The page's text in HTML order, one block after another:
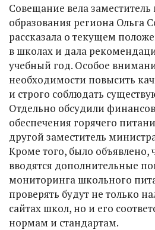
Совещание вела
образования региона Ольга
рассказала о текущем
в школах и дала
учебный год. Особое
необходимости повысить
и строго соблюдать
Отдельно обсудили
обеспечения горячего
другой заместитель
Кроме того, было объявлено,
вводятся дополнительные
мониторинга школьного
проверять будут не только
сайтах школ, но и его
нормам и стандартам.